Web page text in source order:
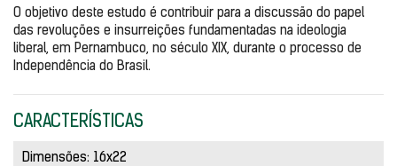
O objetivo deste estudo é contribuir para a discussão do papel
das revoluções e insurreições fundamentadas na ideologia
liberal, em Pernambuco, no século XIX, durante o processo de
Independência do Brasil.
CARACTERÍSTICAS
Dimensões: 16x22